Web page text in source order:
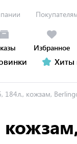
Избранное
Хиты
кожзам, Berlingo